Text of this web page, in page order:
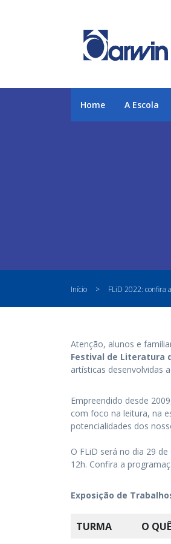
Home A Escola
Início > FLiD 2022: confira
Atenção, alunos e
Festival de Literatura
artísticas desenvolvidas
Empreendido desde
com foco na leitura, na
potencialidades dos
O FLiD será no dia 29
12h. Confira a
Exposição de
TURMA O